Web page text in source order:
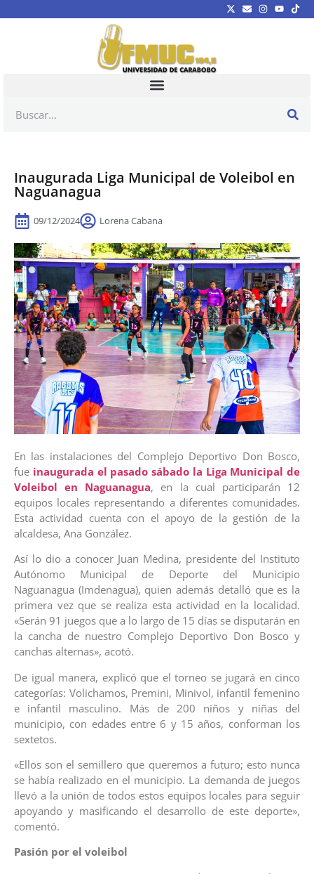
Inaugurada Liga Municipal de Voleibol en
Naguanagua
09/12/2024 Lorena Cabana
En las instalaciones del Complejo Deportivo Don Bosco,
fue inaugurada el pasado sábado la Liga Municipal de
Voleibol en Naguanagua, en la cual participarán 12
equipos locales representando a diferentes comunidades.
Esta actividad cuenta con el apoyo de la gestión de la
alcaldesa, Ana González.
Así lo dio a conocer Juan Medina, presidente del Instituto
Autónomo Municipal de Deporte del Municipio
Naguanagua (Imdenagua), quien además detalló que es la
primera vez que se realiza esta actividad en la localidad.
«Serán 91 juegos que a lo largo de 15 días se disputarán en
la cancha de nuestro Complejo Deportivo Don Bosco y
canchas alternas», acotó.
De igual manera, explicó que el torneo se jugará en cinco
categorías: Volichamos, Premini, Minivol, infantil femenino
e infantil masculino. Más de 200 niños y niñas del
municipio, con edades entre 6 y 15 años, conforman los
sextetos.
«Ellos son el semillero que queremos a futuro; esto nunca
se había realizado en el municipio. La demanda de juegos
llevó a la unión de todos estos equipos locales para seguir
apoyando y masificando el desarrollo de este deporte»,
comentó.
Pasión por el voleibol